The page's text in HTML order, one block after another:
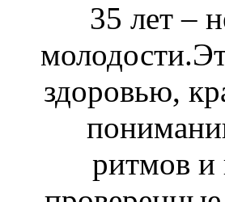
35 лет –
здоровью,
ритмов и